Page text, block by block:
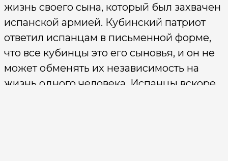
жизнь своего сына, который был захвачен
испанской армией. Кубинский патриот
ответил испанцам в письменной форме,
что все кубинцы это его сыновья, и он не
может обменять их независимость на
жизнь одного человека. Испанцы вскоре